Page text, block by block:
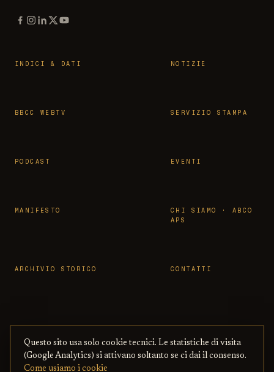
INDICI & DATI NOTIZIE
BBCC WEBTV SERVIZIO STAMPA
PODCAST EVENTI
MANIFESTO
CHI SIAMO · ABCO
APS
ARCHIVIO STORICO CONTATTI
© 2026 OSSERVATORIO BBCC ·
ASSOCIAZIONE ABCO APS— CON BENI
CULTURALI ONLINE
PRIVACY
·COOKIE·
Questo sito usa solo cookie tecnici. Le statistiche di visita
(Google Analytics) si attivano soltanto se ci dai il consenso.
Come usiamo i cookie